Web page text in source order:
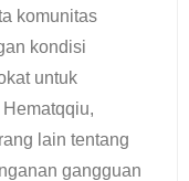
komunitas
kondisi
untuk
lain tentang
gangguan